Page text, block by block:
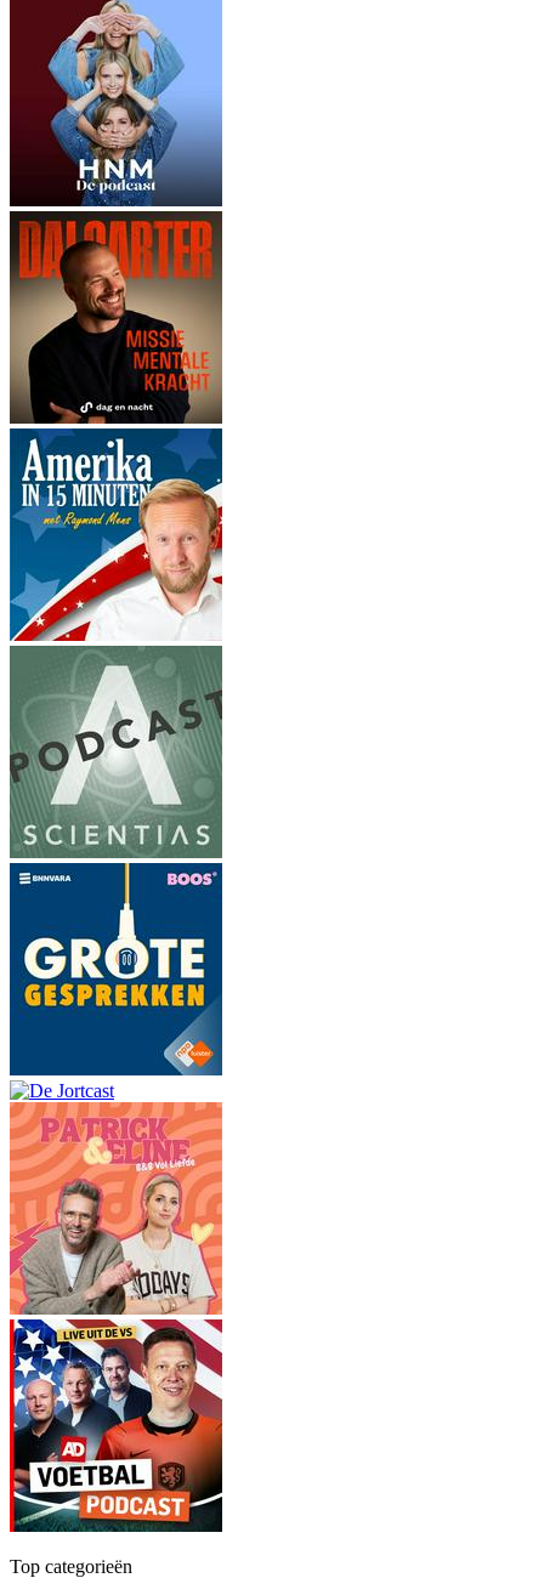
Top categorieën